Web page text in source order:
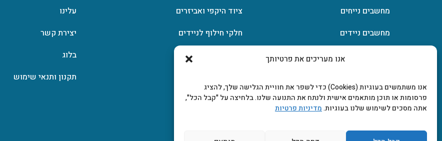
אנו מעריכים את פרטיותך
אנו משתמשים בעוגיות (Cookies) כדי לשפר את חוויית הגלישה שלך, להציג
פרסומות או תוכן מותאמים אישית ולנתח את התנועה שלנו. בלחיצה על "קבל הכל",
אתה מסכים לשימוש שלנו בעוגיות.מדיניות פרטיות
מחשבים נייחים
מחשבים ניידים
ציוד היקפי ואביזרים
חלקי חילוף לניידים
עלינו
יצירת קשר
בלוג
תקנון ותנאי שימוש